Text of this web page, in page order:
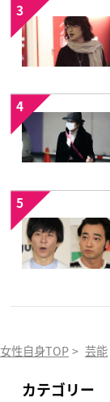
3
4
5
女性自身TOP > 芸能
カテゴリー